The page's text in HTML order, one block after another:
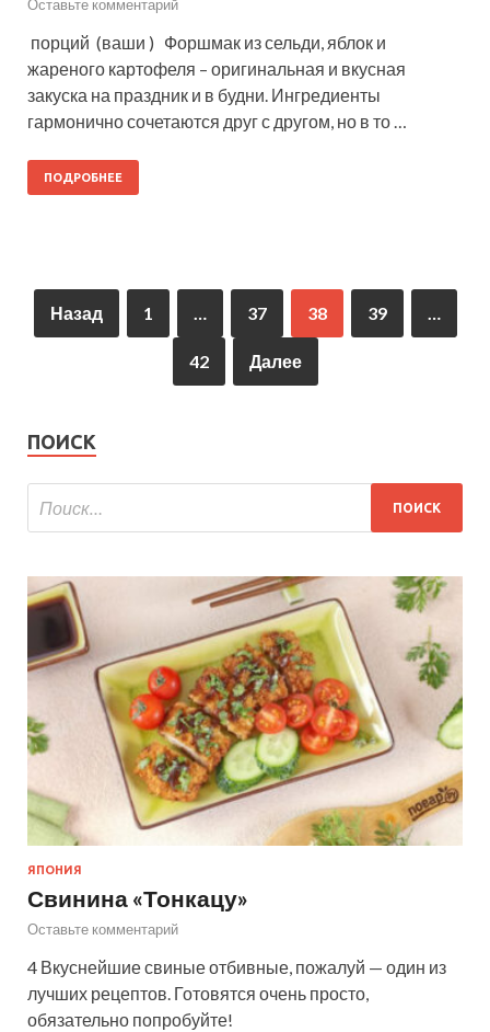
Оставьте комментарий
порций (ваши ) Форшмак из сельди, яблок и
жареного картофеля – оригинальная и вкусная
закуска на праздник и в будни. Ингредиенты
гармонично сочетаются друг с другом, но в то …
ПОДРОБНЕЕ
Назад 1 … 37 38 39 …
42 Далее
ПОИСК
ЯПОНИЯ
Свинина «Тонкацу»
Оставьте комментарий
4 Вкуснейшие свиные отбивные, пожалуй — один из
лучших рецептов. Готовятся очень просто,
обязательно попробуйте!